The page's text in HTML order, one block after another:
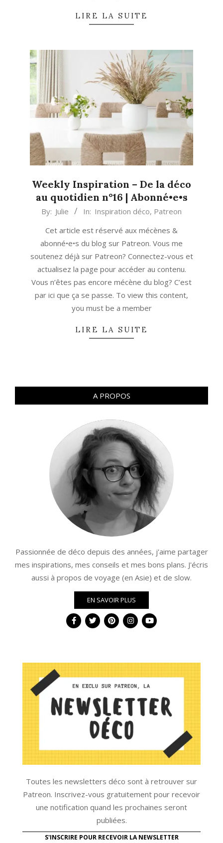
LIRE LA SUITE
Weekly Inspiration – De la déco
au quotidien n°16 | Abonné•e•s
2021-
By: Julie In: Inspiration déco, Patreon
Cet article est réservé aux mécènes &
abonné•e•s du blog sur Patreon. Vous me
soutenez déjà sur Patreon? Connectez-vous et
actualisez la page pour accéder au contenu.
Vous n’êtes pas encore mécène du blog? C’est
par ici que ça se passe. To view this content,
you must be a member
LIRE LA SUITE
A PROPOS
Passionnée de déco depuis des années, j'aime partager
mes inspirations, mes conseils et mes bons plans. J'écris
aussi à propos de voyage (en Asie) et de slow.
EN SAVOIR PLUS
Toutes les newsletters déco sont à retrouver sur
Patreon. Inscrivez-vous gratuitement pour recevoir
une notification quand les prochaines seront
publiées.
S'INSCRIRE POUR RECEVOIR LA NEWSLETTER